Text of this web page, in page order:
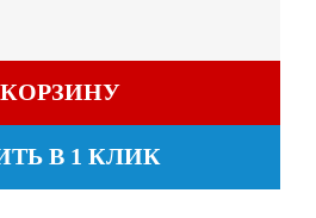
В 1 КЛИК